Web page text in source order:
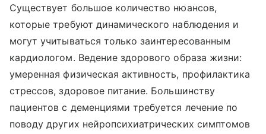
Существует большое количество нюансов,
которые требуют динамического наблюдения и
могут учитываться только заинтересованным
кардиологом. Ведение здорового образа жизни:
умеренная физическая активность, профилактика
стрессов, здоровое питание. Большинству
пациентов с деменциями требуется лечение по
поводу других нейропсихиатрических симптомов